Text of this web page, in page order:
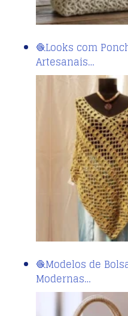
🧶Looks com
Artesanais…
🧶Modelos de
Modernas…